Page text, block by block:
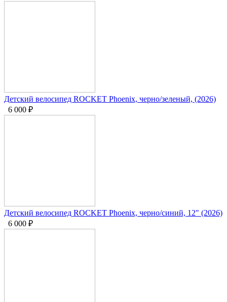
Детский велосипед ROCKET Phoenix, черно/зеленый, (2026)
6 000 ₽
Детский велосипед ROCKET Phoenix, черно/синий, 12" (2026)
6 000 ₽